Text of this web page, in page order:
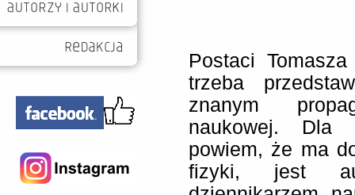
Postaci
trzeba
znanym
naukowej. Dla
powiem, że ma
fizyki, jest